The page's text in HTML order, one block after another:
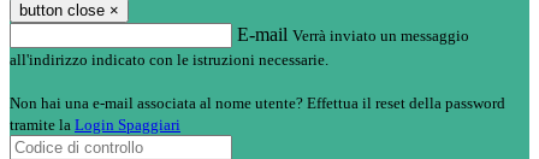
button close ×
E-mail Verrà inviato un messaggio
all'indirizzo indicato con le istruzioni necessarie.
Non hai una e-mail associata al nome utente? Effettua il reset della password
tramite la Login Spaggiari